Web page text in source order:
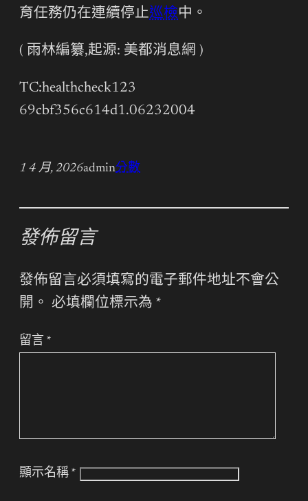
育任務仍在連續停止巡檢中。
( 雨林編纂,起源: 美都消息網 )
TC:healthcheck123
69cbf356c614d1.06232004
1 4 月, 2026admin分數
發佈留言
發佈留言必須填寫的電子郵件地址不會公
開。 必填欄位標示為 *
留言 *
顯示名稱 *